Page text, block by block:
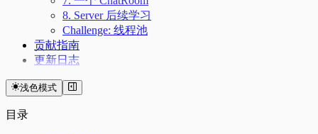
8. Server 后续学习
Challenge: 线程池
贡献指南
更新日志
浅色模式
目录